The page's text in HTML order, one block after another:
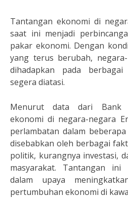
Tantangan ekonomi di
saat ini menjadi
pakar ekonomi. Dengan
yang terus berubah,
dihadapkan pada
segera diatasi.
Menurut data dari Bank
ekonomi di negara-negara
perlambatan dalam
disebabkan oleh berbagai
politik, kurangnya investasi,
masyarakat. Tantangan
dalam upaya
pertumbuhan ekonomi di